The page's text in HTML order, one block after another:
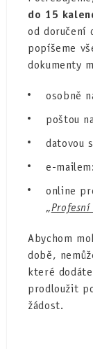
do 15
od doručení
popíšeme
dokumenty
osobně
poštou
datovou
e-mailem:
online
„
Abychom
době,
které
prodloužit
žádost.